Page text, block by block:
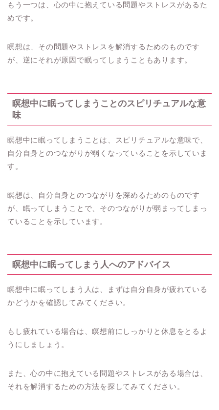
もう一つは、心の中に抱えている問題やストレスがあるた
めです。
瞑想は、その問題やストレスを解消するためのものです
が、逆にそれが原因で眠ってしまうこともあります。
瞑想中に眠ってしまうことのスピリチュアルな意
味
瞑想中に眠ってしまうことは、スピリチュアルな意味で、
自分自身とのつながりが弱くなっていることを示していま
す。
瞑想は、自分自身とのつながりを深めるためのものです
が、眠ってしまうことで、そのつながりが弱まってしまっ
ていることを示しています。
瞑想中に眠ってしまう人へのアドバイス
瞑想中に眠ってしまう人は、まずは自分自身が疲れている
かどうかを確認してみてください。
もし疲れている場合は、瞑想前にしっかりと休息をとるよ
うにしましょう。
また、心の中に抱えている問題やストレスがある場合は、
それを解消するための方法を探してみてください。